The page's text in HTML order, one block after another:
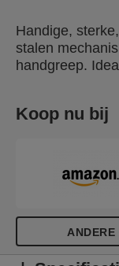
Handige,
stalen
handgreep.
Koop nu bij